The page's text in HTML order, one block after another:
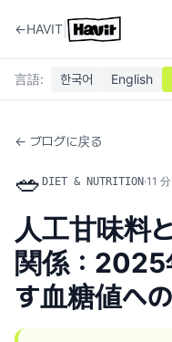
←HAVIT
言語: 한국어 English
← ブログに戻る
🥗 DIET & NUTRITION·11
人工甘味料
関係：2025
す血糖値へ